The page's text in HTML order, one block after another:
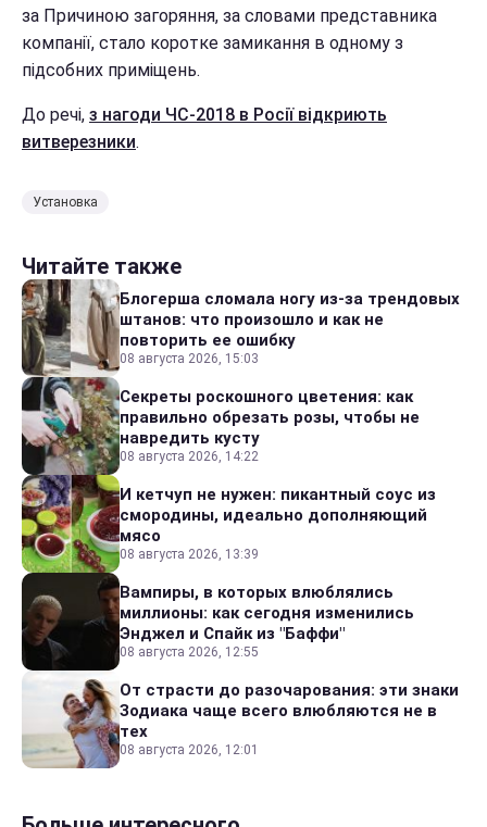
за Причиною загоряння, за словами представника
компанії, стало коротке замикання в одному з
підсобних приміщень.
До речі, з нагоди ЧС-2018 в Росії відкриють
витверезники.
Установка
Читайте также
Блогерша сломала ногу из-за трендовых
штанов: что произошло и как не
повторить ее ошибку
08 августа 2026, 15:03
Секреты роскошного цветения: как
правильно обрезать розы, чтобы не
навредить кусту
08 августа 2026, 14:22
И кетчуп не нужен: пикантный соус из
смородины, идеально дополняющий
мясо
08 августа 2026, 13:39
Вампиры, в которых влюблялись
миллионы: как сегодня изменились
Энджел и Спайк из "Баффи"
08 августа 2026, 12:55
От страсти до разочарования: эти знаки
Зодиака чаще всего влюбляются не в
тех
08 августа 2026, 12:01